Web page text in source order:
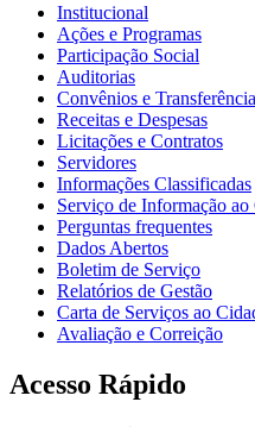
Institucional
Ações e Programas
Participação Social
Auditorias
Convênios e
Receitas e Despesas
Licitações e Contratos
Servidores
Informações Classificadas
Serviço de Informação
Perguntas frequentes
Dados Abertos
Boletim de Serviço
Relatórios de Gestão
Carta de Serviços ao
Avaliação e Correição
Acesso Rápido